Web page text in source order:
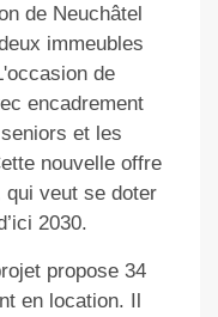
de Neuchâtel
immeubles
de
encadrement
et les
nouvelle offre
qui veut se doter
2030.
propose 34
en location. Il